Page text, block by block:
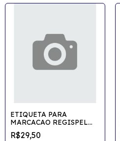
ETIQUETA PARA
MARCACAO REGISPEL
Gondola 3gaps 45m
R$29,50